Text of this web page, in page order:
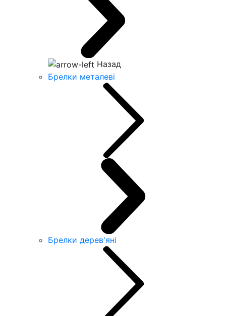
Назад
Брелки металеві
Брелки дерев'яні